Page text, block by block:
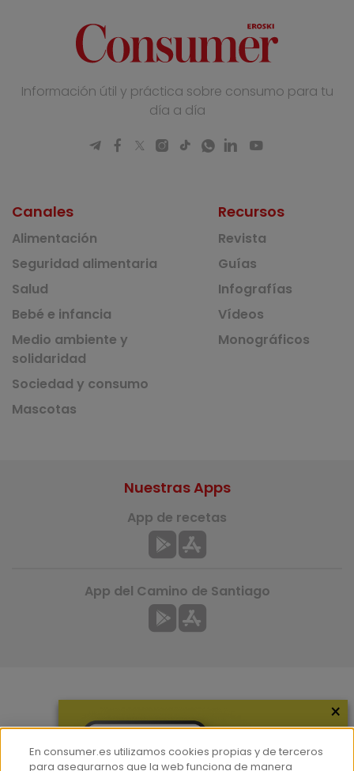
Información útil y práctica sobre consumo para tu
día a día
Canales
Alimentación
Seguridad alimentaria
Salud
Bebé e infancia
Medio ambiente y
solidaridad
Sociedad y consumo
Mascotas
Recursos
Revista
Guías
Infografías
Vídeos
Monográficos
Hemeroteca
Nuestras Apps
App de recetas
App del Camino de Santiago
×
En consumer.es utilizamos cookies propias y de terceros
para asegurarnos que la web funciona de manera